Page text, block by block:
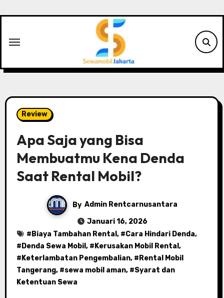
Review
Apa Saja yang Bisa
Membuatmu Kena Denda
Saat Rental Mobil?
By Admin Rentcarnusantara
Januari 16, 2026
# Biaya Tambahan Rental , #Cara Hindari Denda,
# Denda Sewa Mobil , # Kerusakan Mobil Rental ,
# Keterlambatan Pengembalian, # Rental Mobil
Tangerang, #sewa mobil aman, #Syarat dan
Ketentuan Sewa